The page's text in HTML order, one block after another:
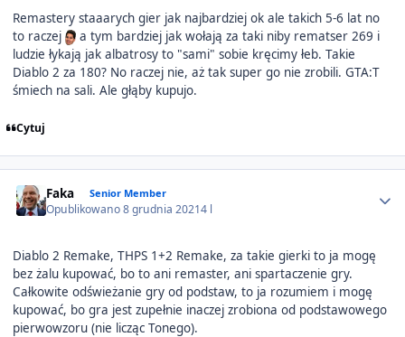
Remastery staaarych gier jak najbardziej ok ale takich 5-6 lat no
to raczej
a tym bardziej jak wołają za taki niby rematser 269 i
ludzie łykają jak albatrosy to "sami" sobie kręcimy łeb. Takie
Diablo 2 za 180? No raczej nie, aż tak super go nie zrobili. GTA:T
śmiech na sali. Ale głąby kupujo.
Cytuj
Faka Senior Member
Opublikowano8 grudnia 20214 l
Diablo 2 Remake, THPS 1+2 Remake, za takie gierki to ja mogę
bez żalu kupować, bo to ani remaster, ani spartaczenie gry.
Całkowite odświeżanie gry od podstaw, to ja rozumiem i mogę
kupować, bo gra jest zupełnie inaczej zrobiona od podstawowego
pierwowzoru (nie licząc Tonego).